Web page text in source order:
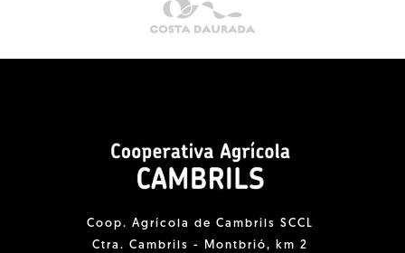
Coop. Agrícola de Cambrils SCCL
Ctra. Cambrils - Montbrió, km 2